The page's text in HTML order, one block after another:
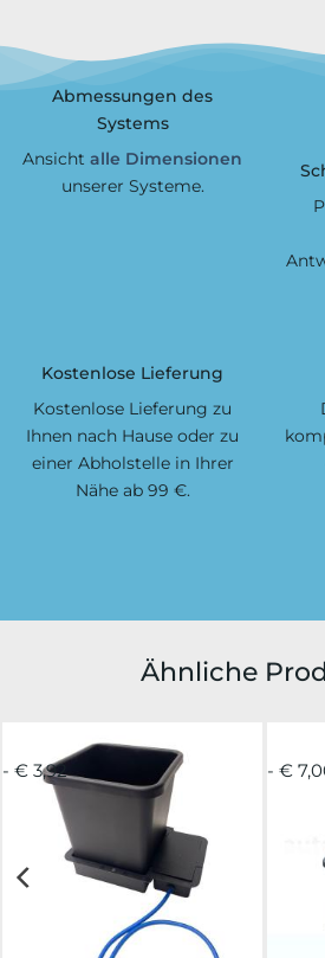
Abmessungen des
Systems
Ansicht alle Dimensionen
unserer Systeme.
Kostenlose Lieferung
Kostenlose Lieferung zu
Ihnen nach Hause oder zu
einer Abholstelle in Ihrer
Nähe ab 99 €.
Ähnliche
- € 3,92 - €